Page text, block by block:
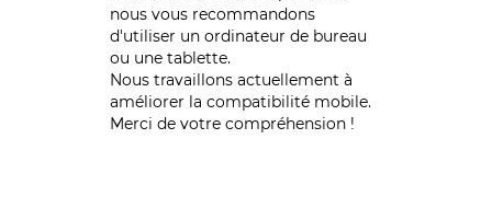
nous vous recommandons
d'utiliser un ordinateur de bureau
ou une tablette.
Nous travaillons actuellement à
améliorer la compatibilité mobile.
Merci de votre compréhension !